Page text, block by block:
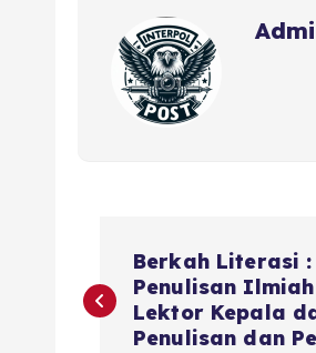
Berkah Literasi :
Penulisan
Lektor Kepala
Penulisan dan